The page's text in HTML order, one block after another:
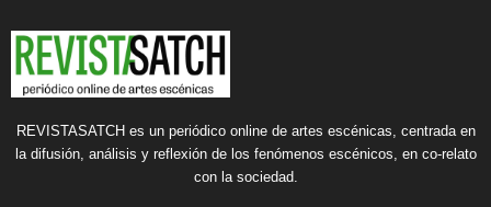
REVISTASATCH es un periódico online de artes escénicas, centrada en
la difusión, análisis y reflexión de los fenómenos escénicos, en co-relato
con la sociedad.